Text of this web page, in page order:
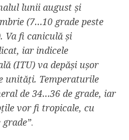
lunii august și
(7…10 grade peste
Va fi caniculă și
iar indicele
(ITU) va depăși ușor
unități. Temperaturile
de 34…36 de grade, iar
vor fi tropicale, cu
.